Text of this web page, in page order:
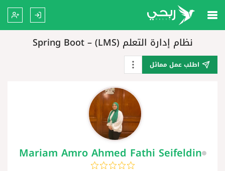
نظام إدارة التعلم (LMS) – Spring Boot
اطلب عمل مماثل
Mariam Amro Ahmed Fathi Seifeldin